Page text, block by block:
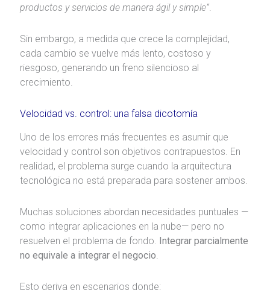
productos y servicios de manera ágil y simple”.
Sin embargo, a medida que crece la complejidad,
cada cambio se vuelve más lento, costoso y
riesgoso, generando un freno silencioso al
crecimiento.
Velocidad vs. control: una falsa dicotomía
Uno de los errores más frecuentes es asumir que
velocidad y control son objetivos contrapuestos. En
realidad, el problema surge cuando la arquitectura
tecnológica no está preparada para sostener ambos.
Muchas soluciones abordan necesidades puntuales —
como integrar aplicaciones en la nube— pero no
resuelven el problema de fondo. Integrar parcialmente
no equivale a integrar el negocio.
Esto deriva en escenarios donde: